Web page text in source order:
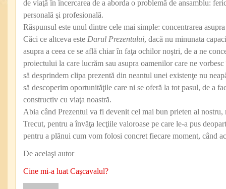
de viaţă în încercarea de a aborda o problemă de ansamblu:
personală şi profesională.
Răspunsul este unul dintre cele mai simple: concentrarea
Căci ce altceva este Darul Prezentului, dacă nu minunata
asupra a ceea ce se află chiar în faţa ochilor noştri, de a ne
proiectului la care lucrăm sau asupra oamenilor care ne
să desprindem clipa prezentă din neantul unei existenţe nu
să descoperim oportunităţile care ni se oferă la tot pasul, de a
constructiv cu viaţa noastră.
Abia când Prezentul va fi devenit cel mai bun prieten al nostru,
Trecut, pentru a învăţa lecţiile valoroase pe care le-a pus
pentru a plănui cum vom folosi concret fiecare moment, când
De acelaşi autor
Cine mi-a luat Caşcavalul?